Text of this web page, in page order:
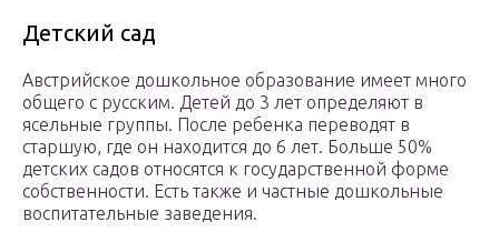
Детский сад
Австрийское дошкольное образование имеет много
общего с русским. Детей до 3 лет определяют в
ясельные группы. После ребенка переводят в
старшую, где он находится до 6 лет. Больше 50%
детских садов относятся к государственной форме
собственности. Есть также и частные дошкольные
воспитательные заведения.